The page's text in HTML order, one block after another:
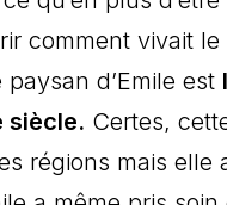
comment vivait
d’Emile est
siècle. Certes,
régions mais elle